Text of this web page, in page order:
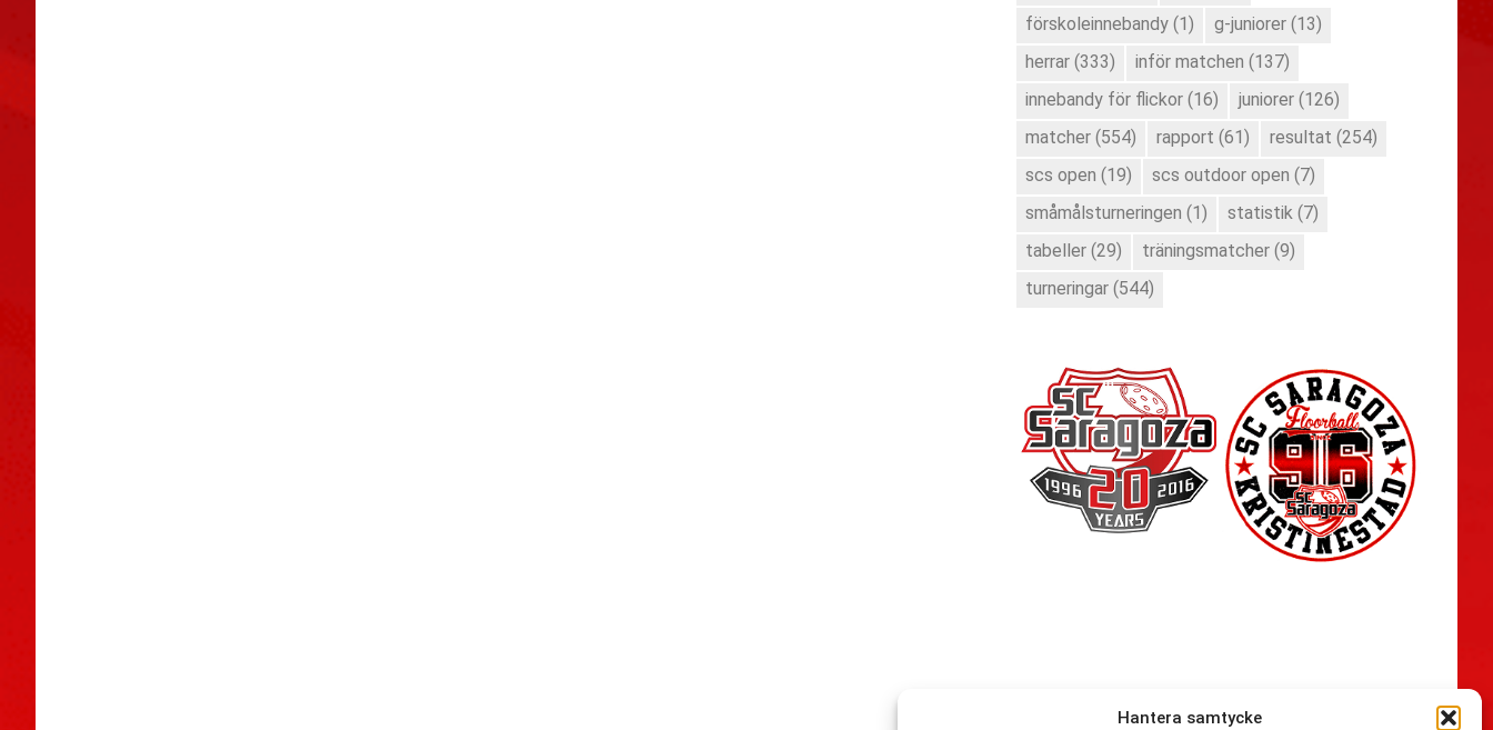
Hantera samtycke
förskoleinnebandy (1) g-juniorer (13)
herrar (333) inför matchen (137)
innebandy för flickor (16) juniorer (126)
matcher (554) rapport (61) resultat (254)
scs open (19) scs outdoor open (7)
småmålsturneringen (1) statistik (7)
tabeller (29) träningsmatcher (9)
turneringar (544)